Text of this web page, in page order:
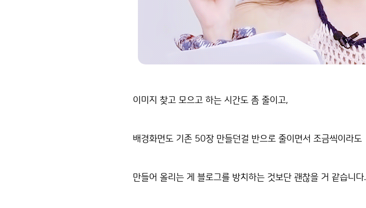
이미지 찾고 모으고 하는 시간도 좀 줄이고,
배경화면도 기존 50장 만들던걸 반으로 줄이면서 조금씩이라도
만들어 올리는 게 블로그를 방치하는 것보단 괜찮을 거 같습니다.